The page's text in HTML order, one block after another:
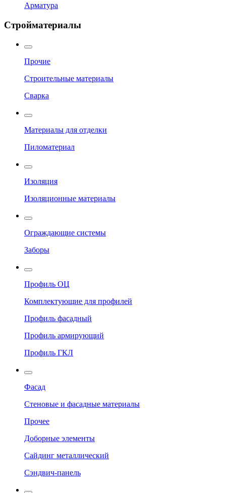
Арматура
Стройматериалы
Прочие
Строительные материалы
Сварка
Материалы для отделки
Пиломатериал
Изоляция
Изоляционные материалы
Ограждающие системы
Заборы
Профиль ОЦ
Комплектующие для профилей
Профиль фасадный
Профиль армирующий
Профиль ГКЛ
Фасад
Стеновые и фасадные материалы
Прочее
Доборные элементы
Сайдинг металлический
Сэндвич-панель